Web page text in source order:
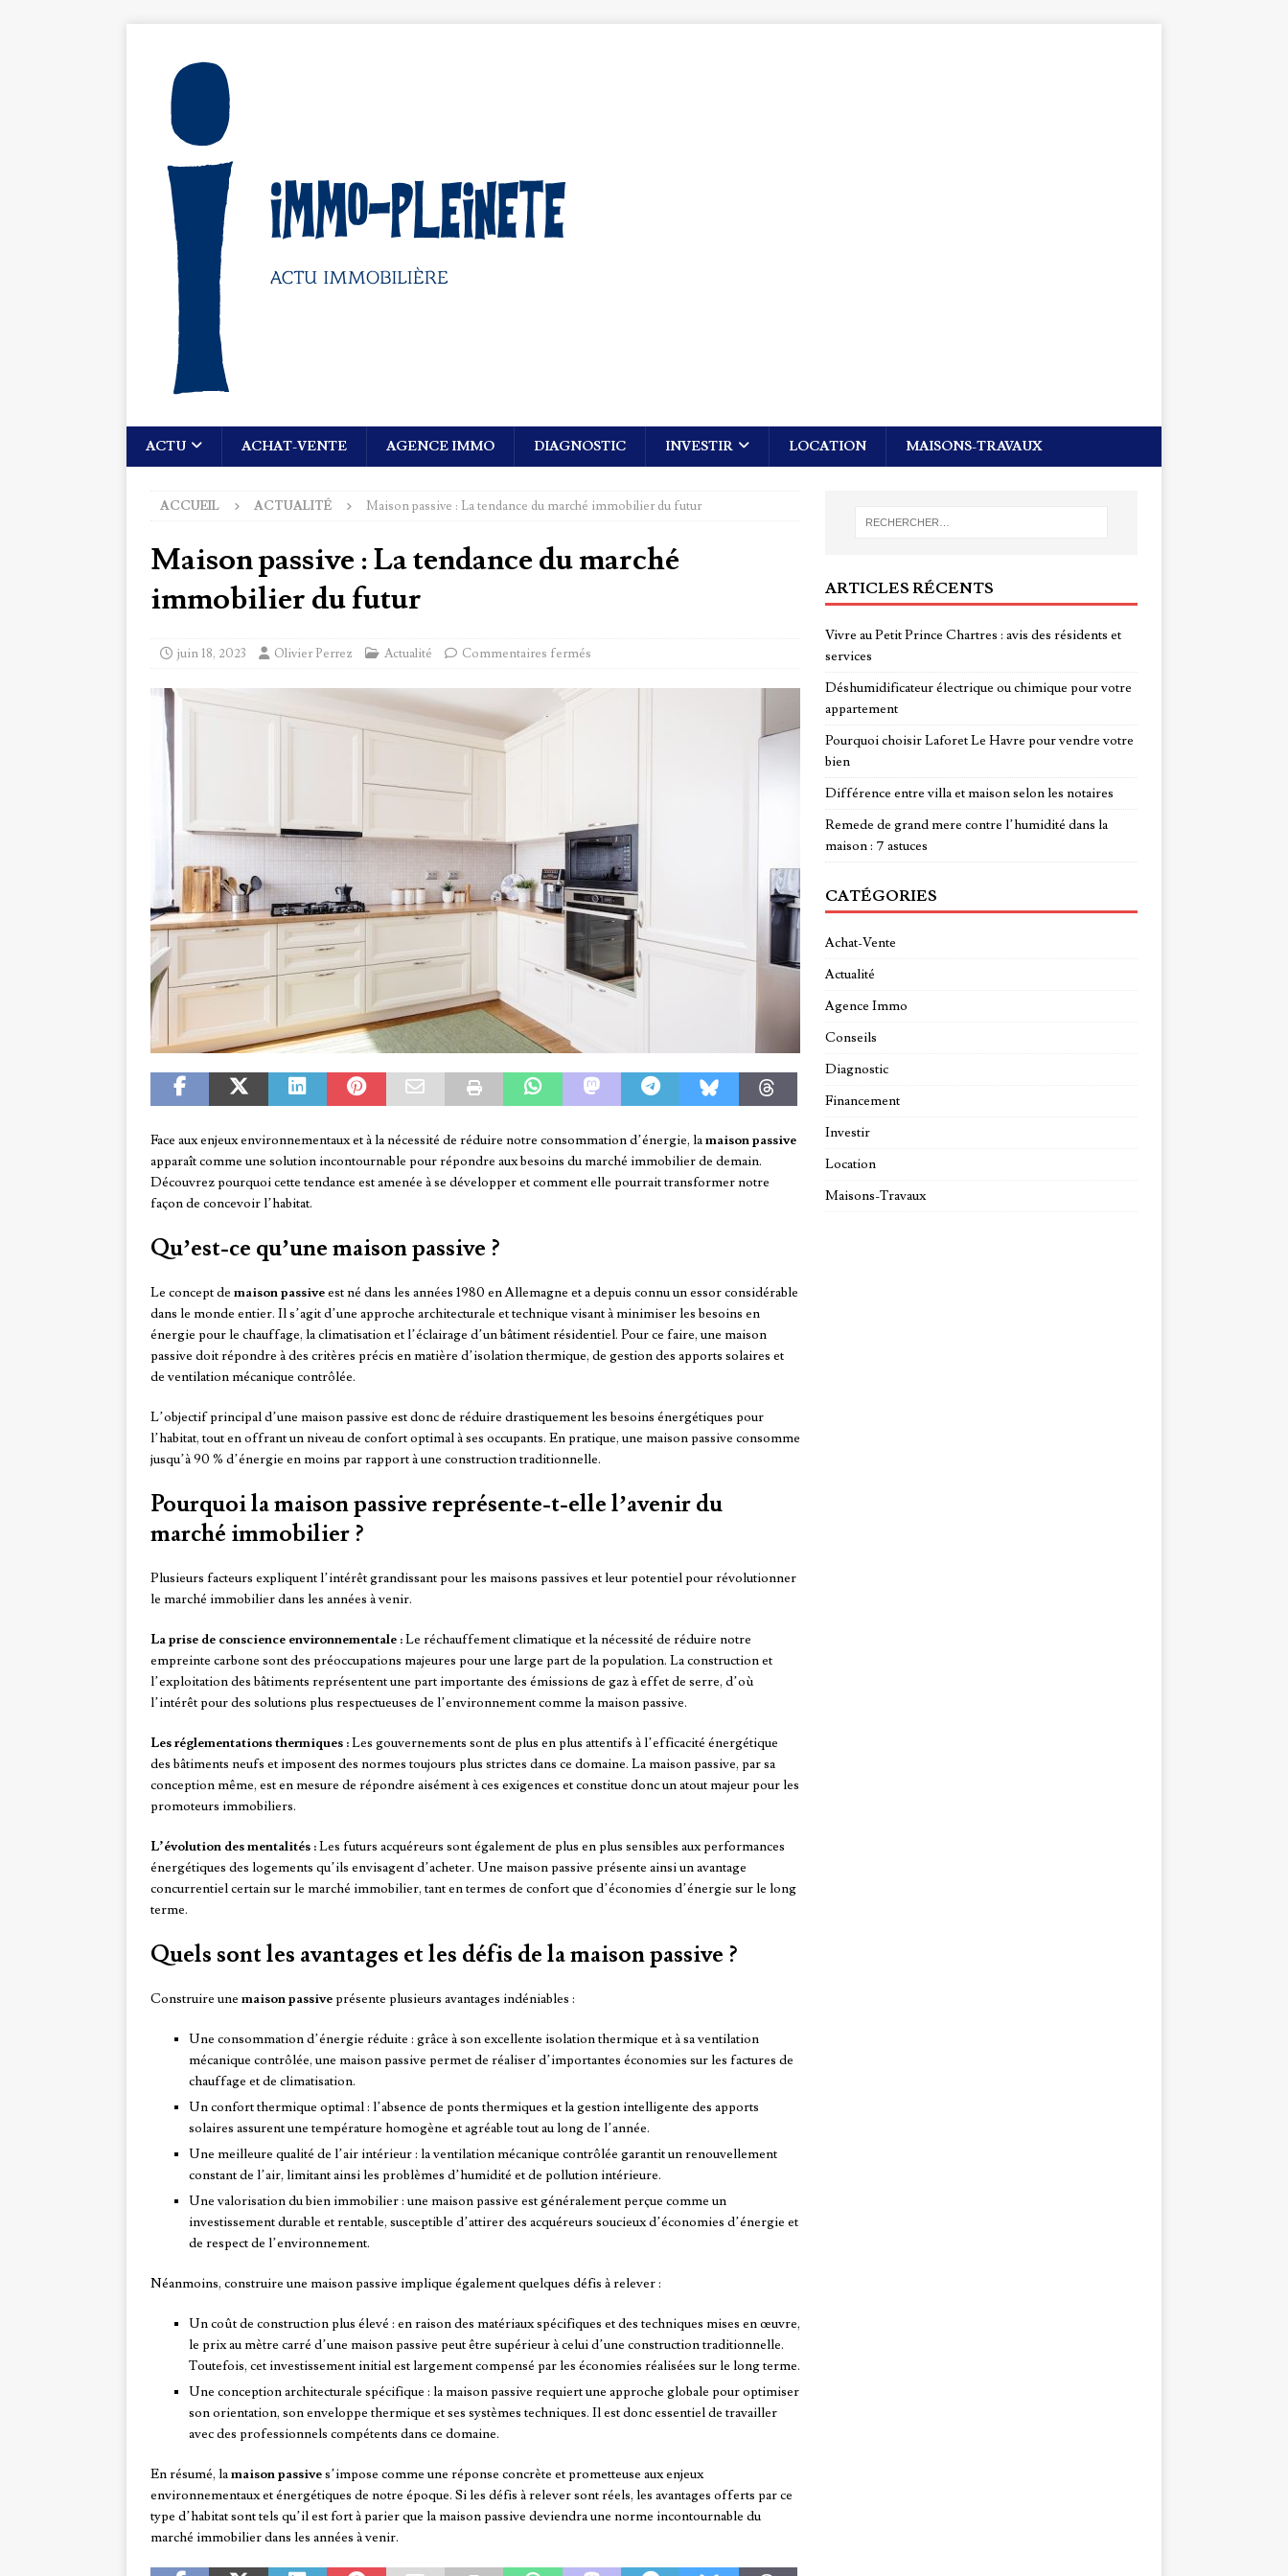
ACTU ACHAT-VENTE AGENCE IMMO DIAGNOSTIC INVESTIR LOCATION MAISONS-TRAVAUX
ACCUEIL ACTUALITÉ Maison passive : La tendance du marché immobilier du futur
Maison passive : La tendance du marché
immobilier du futur
juin 18, 2023 Olivier Perrez Actualité Commentaires fermés
Face aux enjeux environnementaux et à la nécessité de réduire notre consommation d’énergie, lamaison passive
apparaît comme une solution incontournable pour répondre aux besoins du marché immobilier de demain.
Découvrez pourquoi cette tendance est amenée à se développer et comment elle pourrait transformer notre
façon de concevoir l’habitat.
Qu’est-ce qu’une maison passive ?
Le concept de maison passiveest né dans les années 1980 en Allemagne et a depuis connu un essor considérable
dans le monde entier. Il s’agit d’une approche architecturale et technique visant à minimiser les besoins en
énergie pour le chauffage, la climatisation et l’éclairage d’un bâtiment résidentiel. Pour ce faire, une maison
passive doit répondre à des critères précis en matière d’isolation thermique, de gestion des apports solaires et
de ventilation mécanique contrôlée.
L’objectif principal d’une maison passive est donc de réduire drastiquement les besoins énergétiques pour
l’habitat, tout en offrant un niveau de confort optimal à ses occupants. En pratique, une maison passive consomme
jusqu’à 90 % d’énergie en moins par rapport à une construction traditionnelle.
Pourquoi la maison passive représente-t-elle l’avenir du
marché immobilier ?
Plusieurs facteurs expliquent l’intérêt grandissant pour les maisons passives et leur potentiel pour révolutionner
le marché immobilier dans les années à venir.
La prise de conscience environnementale :Le réchauffement climatique et la nécessité de réduire notre
empreinte carbone sont des préoccupations majeures pour une large part de la population. La construction et
l’exploitation des bâtiments représentent une part importante des émissions de gaz à effet de serre, d’où
l’intérêt pour des solutions plus respectueuses de l’environnement comme la maison passive.
Les réglementations thermiques :Les gouvernements sont de plus en plus attentifs à l’efficacité énergétique
des bâtiments neufs et imposent des normes toujours plus strictes dans ce domaine. La maison passive, par sa
conception même, est en mesure de répondre aisément à ces exigences et constitue donc un atout majeur pour les
promoteurs immobiliers.
L’évolution des mentalités :Les futurs acquéreurs sont également de plus en plus sensibles aux performances
énergétiques des logements qu’ils envisagent d’acheter. Une maison passive présente ainsi un avantage
concurrentiel certain sur le marché immobilier, tant en termes de confort que d’économies d’énergie sur le long
terme.
Quels sont les avantages et les défis de la maison passive ?
Construire une maison passiveprésente plusieurs avantages indéniables :
Une consommation d’énergie réduite : grâce à son excellente isolation thermique et à sa ventilation
mécanique contrôlée, une maison passive permet de réaliser d’importantes économies sur les factures de
chauffage et de climatisation.
Un confort thermique optimal : l’absence de ponts thermiques et la gestion intelligente des apports
solaires assurent une température homogène et agréable tout au long de l’année.
Une meilleure qualité de l’air intérieur : la ventilation mécanique contrôlée garantit un renouvellement
constant de l’air, limitant ainsi les problèmes d’humidité et de pollution intérieure.
Une valorisation du bien immobilier : une maison passive est généralement perçue comme un
investissement durable et rentable, susceptible d’attirer des acquéreurs soucieux d’économies d’énergie et
de respect de l’environnement.
Néanmoins, construire une maison passive implique également quelques défis à relever :
Un coût de construction plus élevé : en raison des matériaux spécifiques et des techniques mises en œuvre,
le prix au mètre carré d’une maison passive peut être supérieur à celui d’une construction traditionnelle.
Toutefois, cet investissement initial est largement compensé par les économies réalisées sur le long terme.
Une conception architecturale spécifique : la maison passive requiert une approche globale pour optimiser
son orientation, son enveloppe thermique et ses systèmes techniques. Il est donc essentiel de travailler
avec des professionnels compétents dans ce domaine.
En résumé, lamaison passives’impose comme une réponse concrète et prometteuse aux enjeux
environnementaux et énergétiques de notre époque. Si les défis à relever sont réels, les avantages offerts par ce
type d’habitat sont tels qu’il est fort à parier que la maison passive deviendra une norme incontournable du
marché immobilier dans les années à venir.
ARTICLES RÉCENTS
Vivre au Petit Prince Chartres : avis des résidents et
services
Déshumidificateur électrique ou chimique pour votre
appartement
Pourquoi choisir Laforet Le Havre pour vendre votre
bien
Différence entre villa et maison selon les notaires
Remede de grand mere contre l’humidité dans la
maison : 7 astuces
CATÉGORIES
Achat-Vente
Actualité
Agence Immo
Conseils
Diagnostic
Financement
Investir
Location
Maisons-Travaux